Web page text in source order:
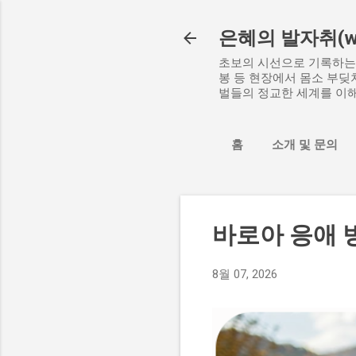
은혜의 발자취
초보의 시선으로 기록하
봉 등 현장에서 몸소 부
벌들의 정교한 세계를 이
홈 소개 및 문의
바로아 응애
8월 07, 2026